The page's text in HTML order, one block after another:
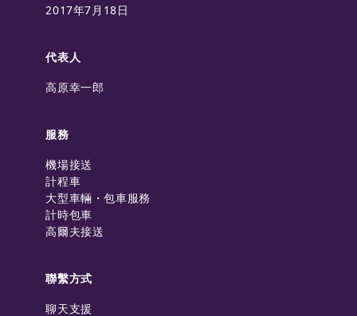
2017年7月18日
代表人
高原幸一郎
服務
機場接送
計程車
大型車輛・包車服務
計時包車
高爾夫接送
聯繫方式
聊天支援